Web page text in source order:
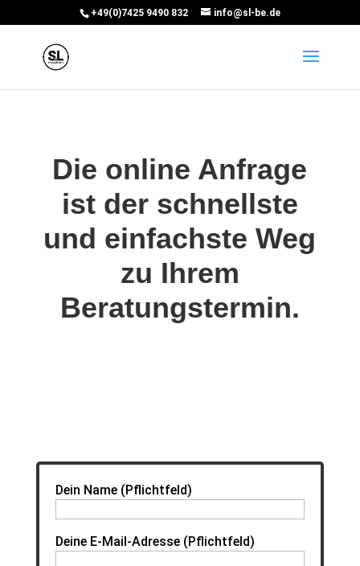
+49(0)7425 9490 832 info@sl-be.de
Die online Anfrage
ist der schnellste
und einfachste Weg
zu Ihrem
Beratungstermin.
Dein Name (Pflichtfeld)
Deine E-Mail-Adresse (Pflichtfeld)